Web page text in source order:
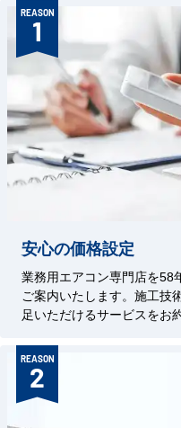
REASON
1
安心の価格設定
業務用エアコン専門店を58
ご案内いたします。施工技
足いただけるサービスをお
REASON
2